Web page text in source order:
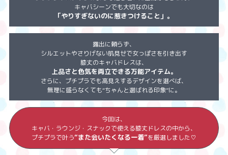
キャバシーンでも大切なのは
「やりすぎないのに惹きつけること」。
露出に頼らず、
シルエットやさりげない肌見せで女っぽさを引き出す
膝丈のキャバドレスは、
上品さと色気を両立できる万能アイテム。
さらに、プチプラでも高見えするデザインを選べば、
無理に盛らなくても“ちゃんと選ばれる印象”に。
今回は、
キャバ・ラウンジ・スナックで使える膝丈ドレスの中から、
プチプラで叶う“また会いたくなる一着”を厳選しました♡